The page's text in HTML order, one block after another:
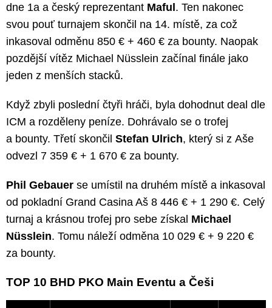
dne 1a a český reprezentant Maful. Ten nakonec
svou pouť turnajem skončil na 14. místě, za což
inkasoval odměnu 850 € + 460 € za bounty. Naopak
pozdější vítěz Michael Nüsslein začínal finále jako
jeden z menších stacků.
Když zbyli poslední čtyři hráči, byla dohodnut deal dle
ICM a rozděleny peníze. Dohrávalo se o trofej
a bounty. Třetí skončil Stefan Ulrich, který si z Aše
odvezl 7 359 € + 1 670 € za bounty.
Phil Gebauer se umístil na druhém místě a inkasoval
od pokladní Grand Casina Aš 8 446 € + 1 290 €. Celý
turnaj a krásnou trofej pro sebe získal Michael
Nüsslein. Tomu náleží odměna 10 029 € + 9 220 €
za bounty.
TOP 10 BHD PKO Main Eventu a Češi